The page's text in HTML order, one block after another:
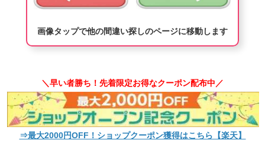
画像タップで他の間違い探しのページに移動します
＼早い者勝ち！先着限定お得なクーポン配布中／
⇒最大2000円OFF！ショップクーポン獲得はこちら【楽天】